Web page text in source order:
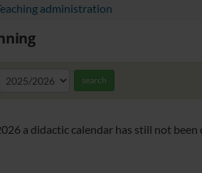
administration
search
a didactic calendar has still not been